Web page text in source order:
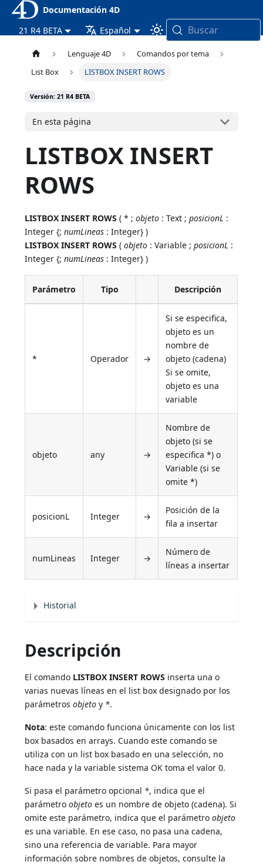
Documentación 4D
21 R4 BETA
Español Buscar
Lenguaje 4D
Comandos por tema
List Box
LISTBOX INSERT ROWS
Versión: 21 R4 BETA
En esta página
LISTBOX INSERT
ROWS
LISTBOX INSERT ROWS ( * ;objeto : Text ;posicionL :
Integer {;numLineas : Integer} )
LISTBOX INSERT ROWS (objeto : Variable ;posicionL :
Integer {;numLineas : Integer} )
Parámetro Tipo Descripción
* Operador →
Si se especifica,
objeto es un
nombre de
objeto (cadena)
Si se omite,
objeto es una
variable
objeto any →
Nombre de
objeto (si se
especifica *) o
Variable (si se
omite *)
posicionL Integer →
Posición de la
fila a insertar
numLineas Integer →
Número de
líneas a insertar
Historial
Descripción
El comando LISTBOX INSERT ROWS inserta una o
varias nuevas líneas en el list box designado por los
parámetrosobjeto y *.
Nota: este comando funciona únicamente con los list
box basados en arrays. Cuando este comando se
utiliza con un list box basado en una selección, no
hace nada y la variable sistema OK toma el valor 0.
Si pasa el parámetro opcional *, indica que el
parámetroobjeto es un nombre de objeto (cadena). Si
omite este parámetro, indica que el parámetroobjeto
es una variable. En ese caso, no pasa una cadena,
sino una referencia de variable. Para mayor
información sobre nombres de objetos, consulte la